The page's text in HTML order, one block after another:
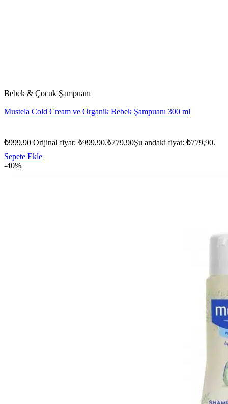
Bebek & Çocuk Şampuanı
Mustela Cold Cream ve Organik Bebek Şampuanı 300 ml
₺999,90 Orijinal fiyat: ₺999,90.₺779,90Şu andaki fiyat: ₺779,90.
Sepete Ekle
-40%